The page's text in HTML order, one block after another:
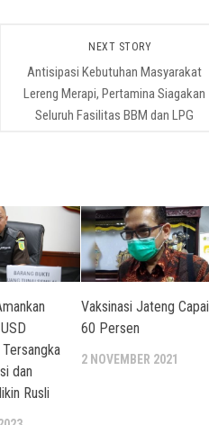
NEXT STORY
Antisipasi Kebutuhan Masyarakat
Lereng Merapi, Pertamina Siagakan
Seluruh Fasilitas BBM dan LPG
dan
Rusli
Vaksinasi Jateng Capai
60 Persen
2 NOVEMBER 2021